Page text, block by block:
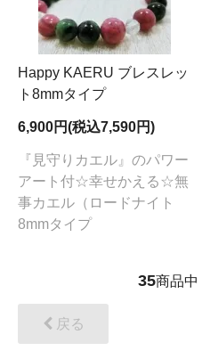
Happy KAERU ブレスレッ
ト8mmタイプ
6,900円(税込7,590円)
『見守りカエル』のパワー
アート付☆幸せかえる☆無
事カエル（ロードナイト
8mmタイプ
35商品中
戻る